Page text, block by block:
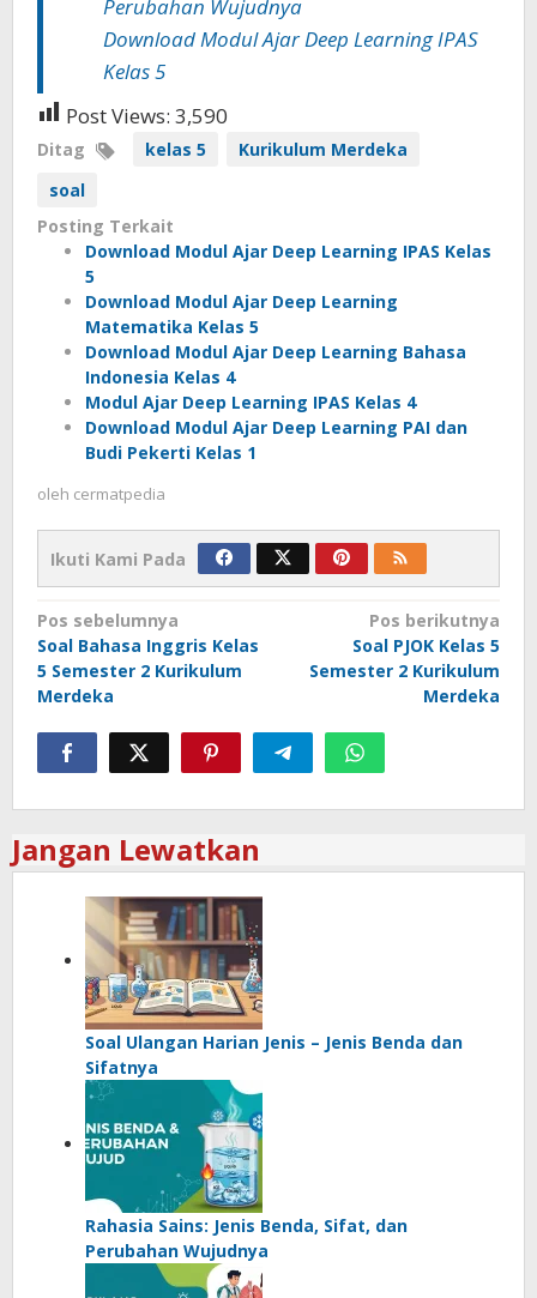
Perubahan Wujudnya
Download Modul Ajar Deep Learning IPAS
Kelas 5
Post Views: 3,590
Ditag kelas 5
Kurikulum Merdeka
soal
Posting Terkait
Download Modul Ajar Deep Learning IPAS Kelas
5
Download Modul Ajar Deep Learning
Matematika Kelas 5
Download Modul Ajar Deep Learning Bahasa
Indonesia Kelas 4
Modul Ajar Deep Learning IPAS Kelas 4
Download Modul Ajar Deep Learning PAI dan
Budi Pekerti Kelas 1
oleh cermatpedia
Ikuti Kami Pada
Navigasi
pos
Pos sebelumnya
Soal Bahasa Inggris Kelas
5 Semester 2 Kurikulum
Merdeka
Pos berikutnya
Soal PJOK Kelas 5
Semester 2 Kurikulum
Merdeka
Jangan Lewatkan
Soal Ulangan Harian Jenis – Jenis Benda dan
Sifatnya
Rahasia Sains: Jenis Benda, Sifat, dan
Perubahan Wujudnya